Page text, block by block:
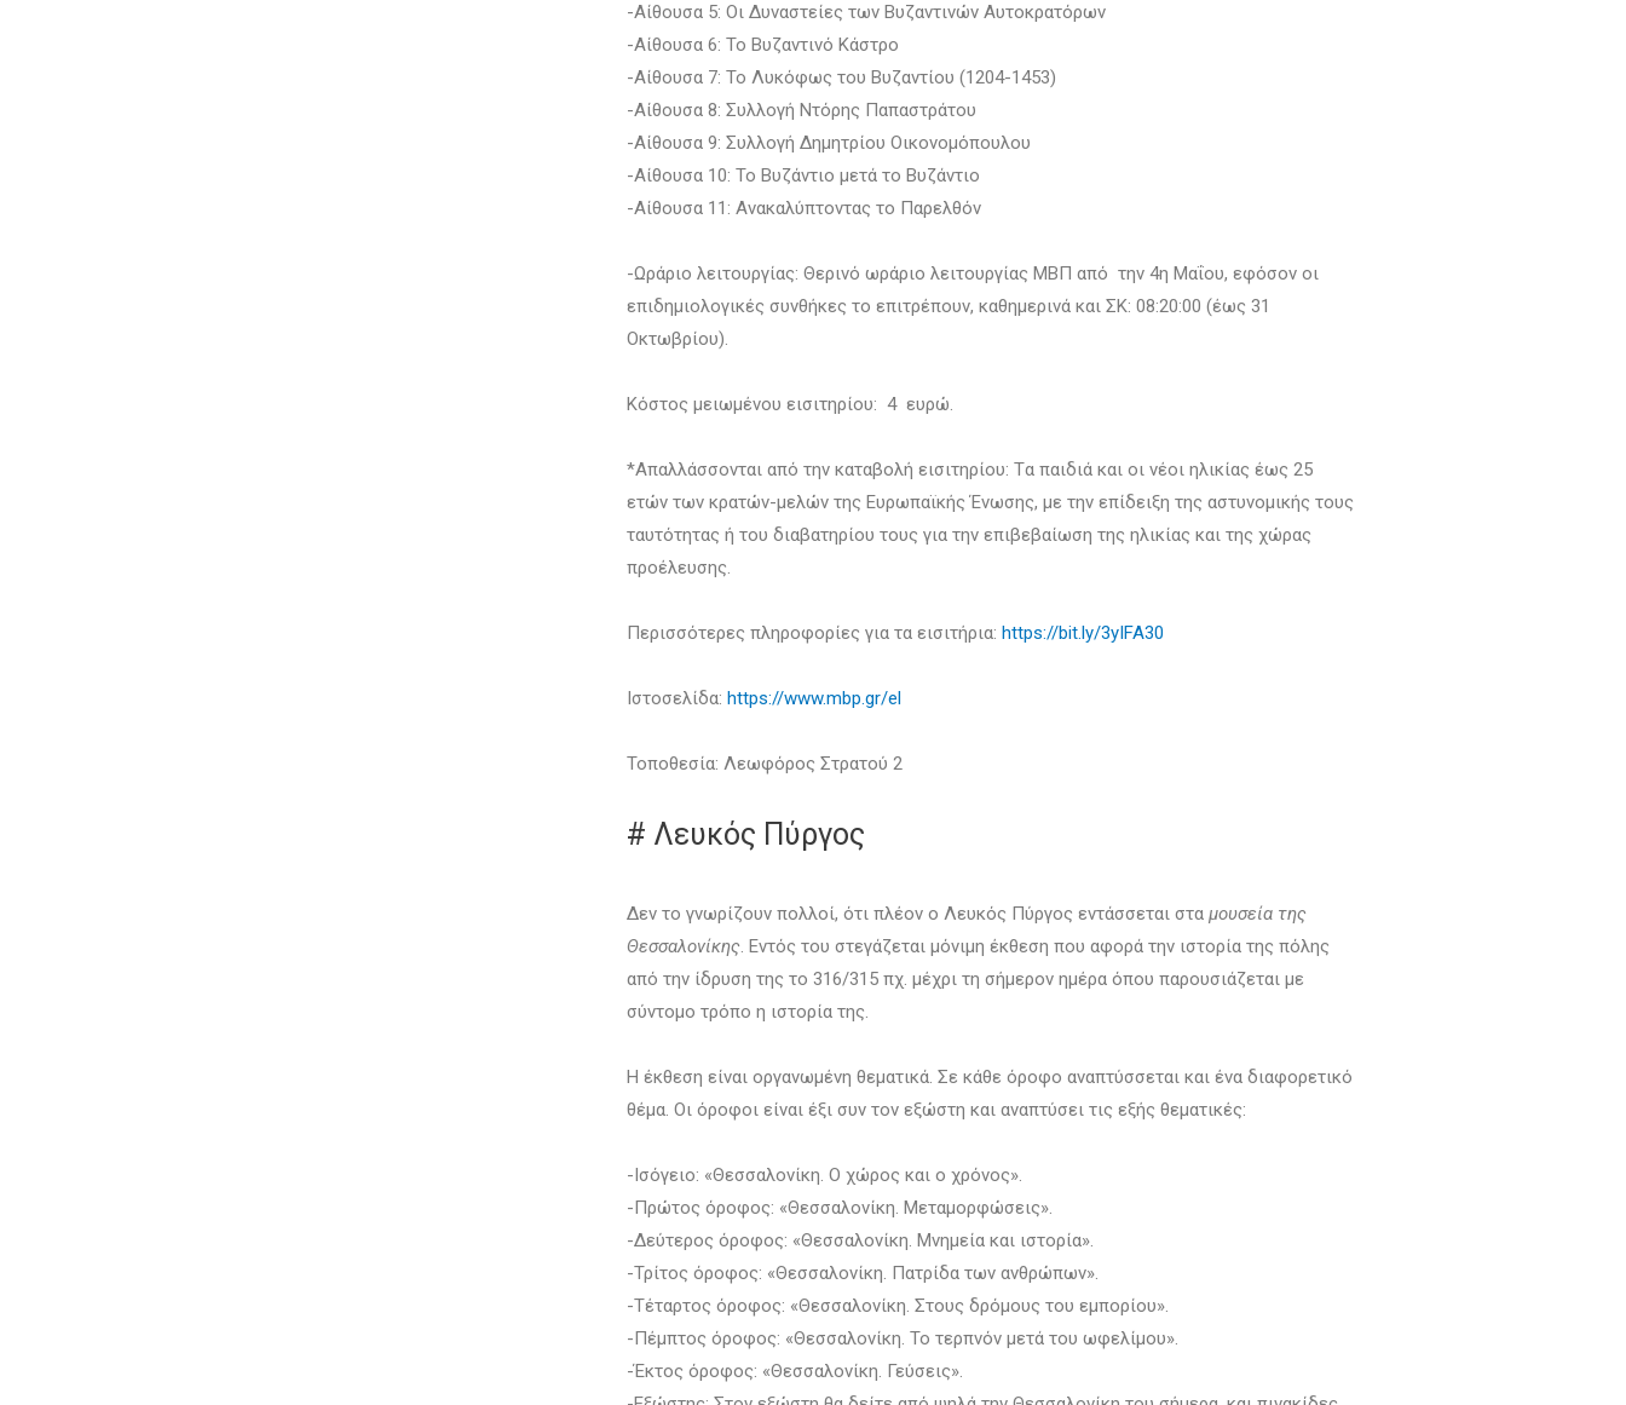
-Αίθουσα 5: Οι Δυναστείες των Βυζαντινών Αυτοκρατόρων
-Αίθουσα 6: Το Βυζαντινό Κάστρο
-Αίθουσα 7: Το Λυκόφως του Βυζαντίου (1204-1453)
-Αίθουσα 8: Συλλογή Ντόρης Παπαστράτου
-Αίθουσα 9: Συλλογή Δημητρίου Οικονομόπουλου
-Αίθουσα 10: Το Βυζάντιο μετά το Βυζάντιο
-Αίθουσα 11: Ανακαλύπτοντας το Παρελθόν
-Ωράριο λειτουργίας: Θερινό ωράριο λειτουργίας ΜΒΠ από την 4η Μαΐου, εφόσον οι
επιδημιολογικές συνθήκες το επιτρέπουν, καθημερινά και ΣΚ: 08:20:00 (έως 31
Οκτωβρίου).
Κόστος μειωμένου εισιτηρίου: 4 ευρώ.
*Απαλλάσσονται από την καταβολή εισιτηρίου: Tα παιδιά και οι νέοι ηλικίας έως 25
ετών των κρατών-μελών της Ευρωπαϊκής Ένωσης, με την επίδειξη της αστυνομικής τους
ταυτότητας ή του διαβατηρίου τους για την επιβεβαίωση της ηλικίας και της χώρας
προέλευσης.
Περισσότερες πληροφορίες για τα εισιτήρια: https://bit.ly/3yIFA30
Ιστοσελίδα: https://www.mbp.gr/el
Τοποθεσία: Λεωφόρος Στρατού 2
# Λευκός Πύργος
Δεν το γνωρίζουν πολλοί, ότι πλέον ο Λευκός Πύργος εντάσσεται στα μουσεία της
Θεσσαλονίκης. Εντός του στεγάζεται μόνιμη έκθεση που αφορά την ιστορία της πόλης
από την ίδρυση της το 316/315 πχ. μέχρι τη σήμερον ημέρα όπου παρουσιάζεται με
σύντομο τρόπο η ιστορία της.
Η έκθεση είναι οργανωμένη θεματικά. Σε κάθε όροφο αναπτύσσεται και ένα διαφορετικό
θέμα. Οι όροφοι είναι έξι συν τον εξώστη και αναπτύσει τις εξής θεματικές:
-Ισόγειο: «Θεσσαλονίκη. Ο χώρος και ο χρόνος».
-Πρώτος όροφος: «Θεσσαλονίκη. Μεταμορφώσεις».
-Δεύτερος όροφος: «Θεσσαλονίκη. Μνημεία και ιστορία».
-Τρίτος όροφος: «Θεσσαλονίκη. Πατρίδα των ανθρώπων».
-Τέταρτος όροφος: «Θεσσαλονίκη. Στους δρόμους του εμπορίου».
-Πέμπτος όροφος: «Θεσσαλονίκη. Το τερπνόν μετά του ωφελίμου».
-Έκτος όροφος: «Θεσσαλονίκη. Γεύσεις».